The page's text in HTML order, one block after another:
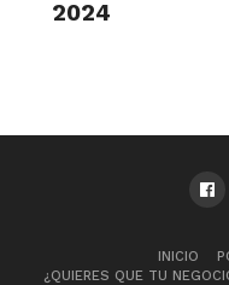
2024
INICIO
¿QUIERES QUE TU